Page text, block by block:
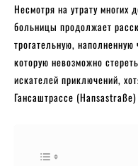
Несмотря на утрату многих
больницы продолжает
трогательную,
которую невозможно
искателей приключений,
Гансаштрассе